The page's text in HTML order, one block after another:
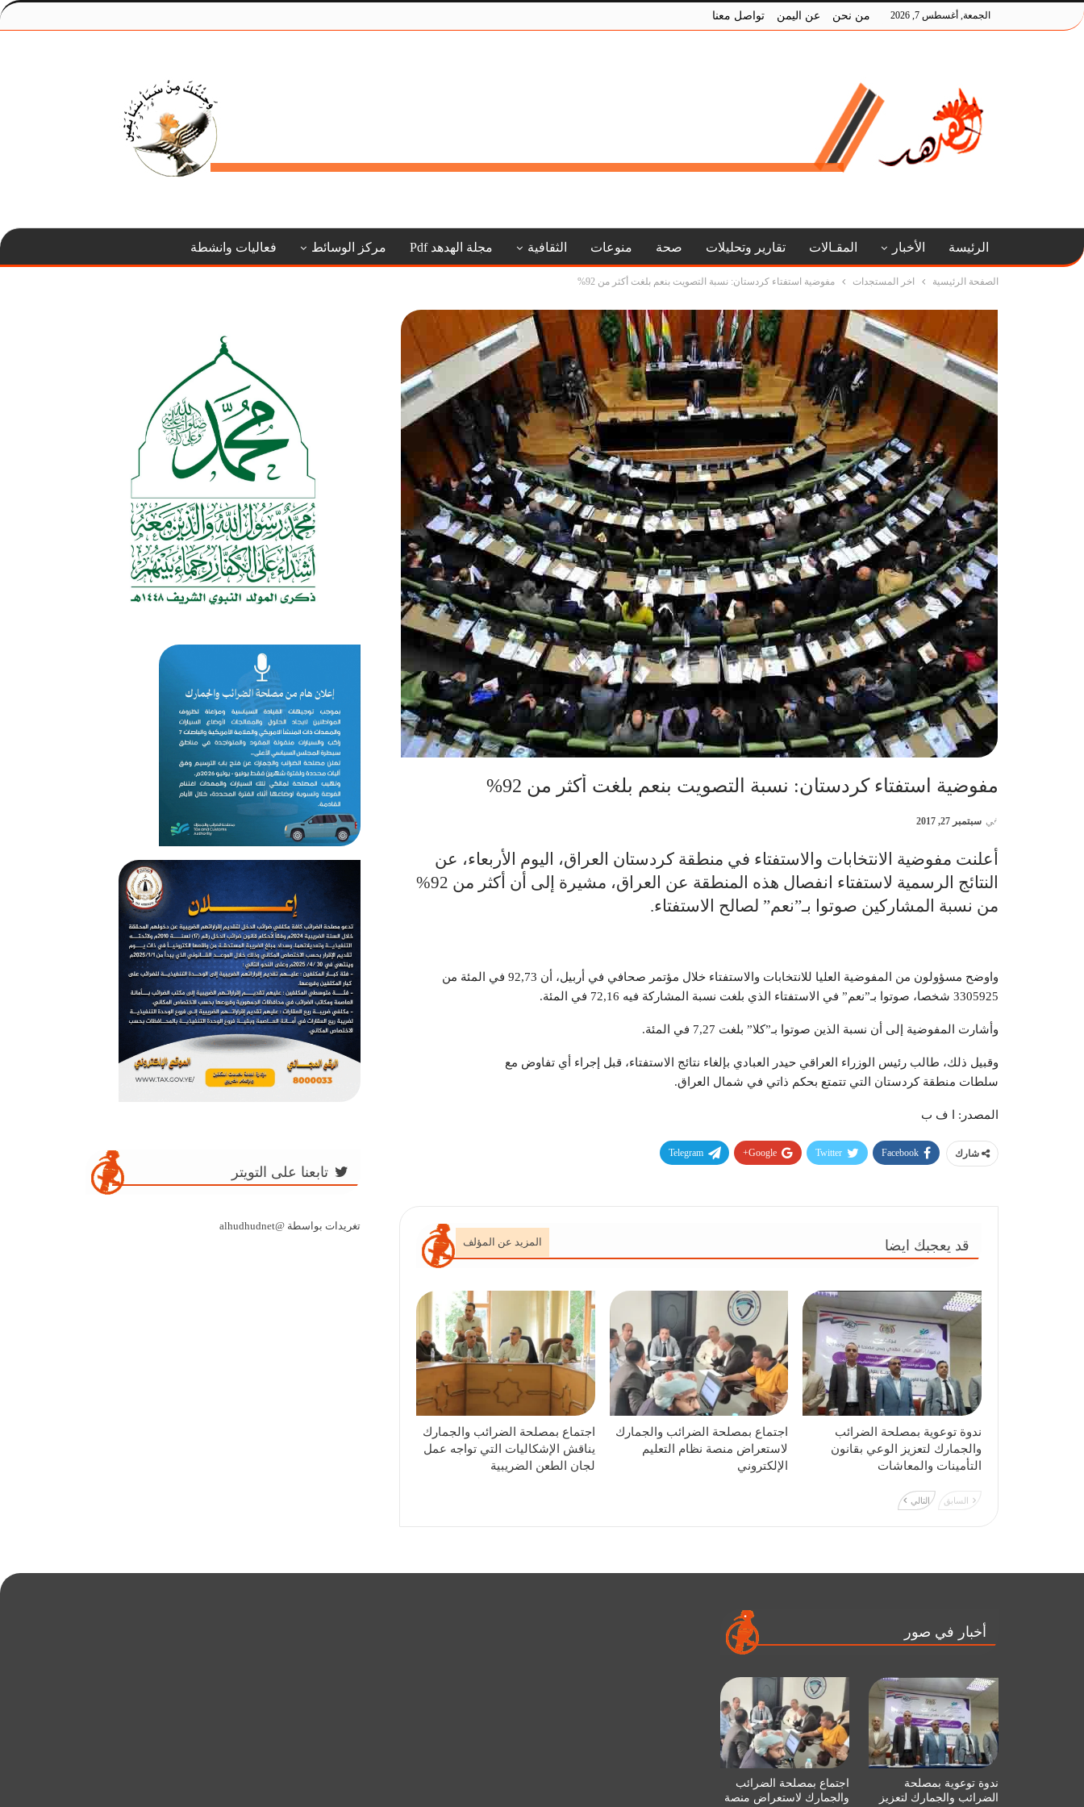
الجمعة, أغسطس 7, 2026 من نحن عن اليمن تواصل معنا
الرئيسة الأخبار المقـالات تقارير وتحليلات صحة منوعات الثقافية مجلة الهدهد Pdf مركز الوسائط فعاليات وانشطة
الصفحة الرئيسية اخر المستجدات مفوضية استفتاء كردستان: نسبة التصويت بنعم بلغت أكثر من 92%
مفوضية استفتاء كردستان: نسبة التصويت بنعم بلغت أكثر من 92%
في سبتمبر 27, 2017
أعلنت مفوضية الانتخابات والاستفتاء في منطقة كردستان العراق، اليوم الأربعاء، عن
النتائج الرسمية لاستفتاء انفصال هذه المنطقة عن العراق، مشيرة إلى أن أكثر من 92%
من نسبة المشاركين صوتوا بـ”نعم” لصالح الاستفتاء.
واوضح مسؤولون من المفوضية العليا للانتخابات والاستفتاء خلال مؤتمر صحافي في أربيل، أن 92,73 في المئة من
3305925 شخصا، صوتوا بـ”نعم” في الاستفتاء الذي بلغت نسبة المشاركة فيه 72,16 في المئة.
وأشارت المفوضية إلى أن نسبة الذين صوتوا بـ”كلا” بلغت 7,27 في المئة.
وقبيل ذلك، طالب رئيس الوزراء العراقي حيدر العبادي بإلغاء نتائج الاستفتاء، قبل إجراء أي تفاوض مع
سلطات منطقة كردستان التي تتمتع بحكم ذاتي في شمال العراق.
المصدر: ا ف ب
شارك Facebook
Twitter
Google+
Telegram
قد يعجبك ايضا المزيد عن المؤلف
ندوة توعوية بمصلحة الضرائب
والجمارك لتعزيز الوعي بقانون
التأمينات والمعاشات
اجتماع بمصلحة الضرائب والجمارك
لاستعراض منصة نظام التعليم
الإلكتروني
اجتماع بمصلحة الضرائب والجمارك
يناقش الإشكاليات التي تواجه عمل
لجان الطعن الضريبية
السابق التالي
تابعنا على التويتر
تغريدات بواسطة @alhudhudnet
أخبار في صور
ندوة توعوية بمصلحة
الضرائب والجمارك لتعزيز
اجتماع بمصلحة الضرائب
والجمارك لاستعراض منصة